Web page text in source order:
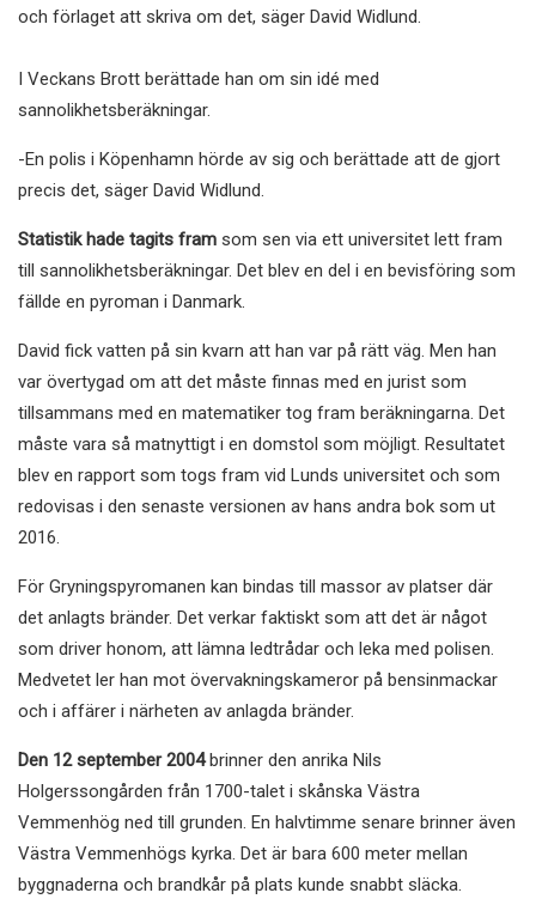
och förlaget att skriva om det, säger David Widlund.
I Veckans Brott berättade han om sin idé med
sannolikhetsberäkningar.
-En polis i Köpenhamn hörde av sig och berättade att de gjort
precis det, säger David Widlund.
Statistik hade tagits fram som sen via ett universitet lett fram
till sannolikhetsberäkningar. Det blev en del i en bevisföring som
fällde en pyroman i Danmark.
David fick vatten på sin kvarn att han var på rätt väg. Men han
var övertygad om att det måste finnas med en jurist som
tillsammans med en matematiker tog fram beräkningarna. Det
måste vara så matnyttigt i en domstol som möjligt. Resultatet
blev en rapport som togs fram vid Lunds universitet och som
redovisas i den senaste versionen av hans andra bok som ut
2016.
För Gryningspyromanen kan bindas till massor av platser där
det anlagts bränder. Det verkar faktiskt som att det är något
som driver honom, att lämna ledtrådar och leka med polisen.
Medvetet ler han mot övervakningskameror på bensinmackar
och i affärer i närheten av anlagda bränder.
Den 12 september 2004brinner den anrika Nils
Holgerssongården från 1700-talet i skånska Västra
Vemmenhög ned till grunden. En halvtimme senare brinner även
Västra Vemmenhögs kyrka. Det är bara 600 meter mellan
byggnaderna och brandkår på plats kunde snabbt släcka.